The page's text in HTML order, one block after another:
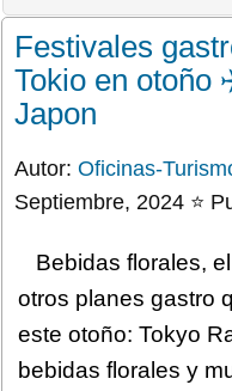
Festivales
Tokio en otoño
Japon
Autor: Oficinas-
Septiembre, 2024 ⭐
Bebidas florales,
otros planes gastro
este otoño: Tokyo
bebidas florales y